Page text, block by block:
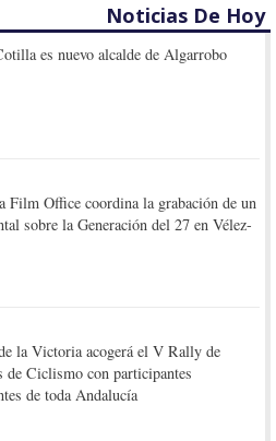
Noticias De Hoy
es nuevo alcalde de Algarrobo
Film Office coordina la grabación de un
sobre la Generación del 27 en Vélez-
la Victoria acogerá el V Rally de
de Ciclismo con participantes
de toda Andalucía